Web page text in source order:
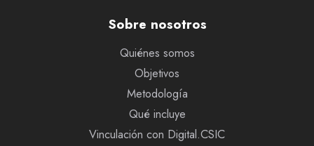
Sobre nosotros
Quiénes somos
Objetivos
Metodología
Qué incluye
Vinculación con Digital.CSIC